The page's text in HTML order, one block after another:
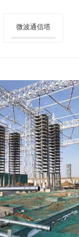
微波通信塔